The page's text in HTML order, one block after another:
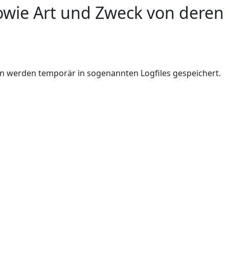
Art und Zweck von deren
temporär in sogenannten Logfiles gespeichert.